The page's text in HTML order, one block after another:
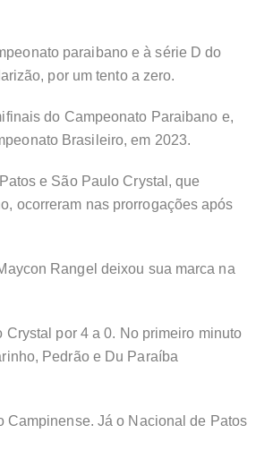
paraibano e à série D do
por um tento a zero.
do Campeonato Paraibano e,
Brasileiro, em 2023.
e São Paulo Crystal, que
ocorreram nas prorrogações após
Rangel deixou sua marca na
por 4 a 0. No primeiro minuto
Pedrão e Du Paraíba
Campinense. Já o Nacional de Patos